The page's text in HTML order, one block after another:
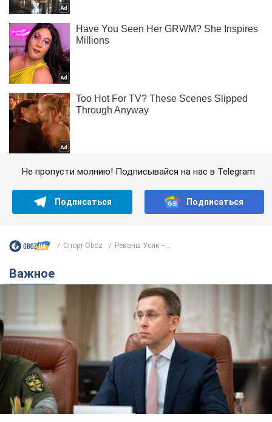
Не пропусти молнию! Подписывайся на нас в Telegram
Подписаться Подписаться
Спорт Oboz Реванш Усик –...
Важное